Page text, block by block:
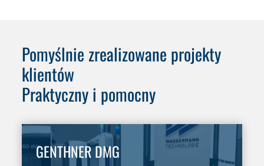
Pomyślnie zrealizowane projekty
klientów
Praktyczny i pomocny
GENTHNER DMG